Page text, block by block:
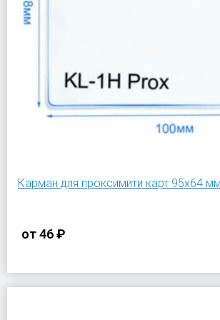
Карман для проксимити карт 95х64
от46 ₽